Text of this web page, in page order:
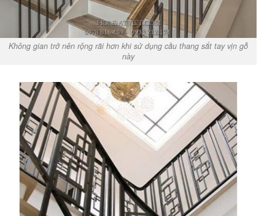
Không gian trở nên rộng rãi hơn khi sử dụng cầu thang sắt tay vịn gỗ
này